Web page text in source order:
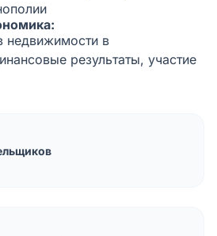
недвижимости в
результаты, участие